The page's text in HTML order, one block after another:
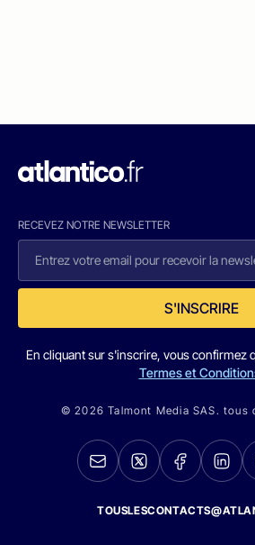
RECEVEZ NOTRE NEWSLETTER
S'INSCRIRE
En cliquant sur s'inscrire, vous confirmez
Termes et
© 2026 Talmont Media SAS. tous